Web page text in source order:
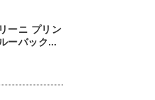
ーニ プリン
ーバック・